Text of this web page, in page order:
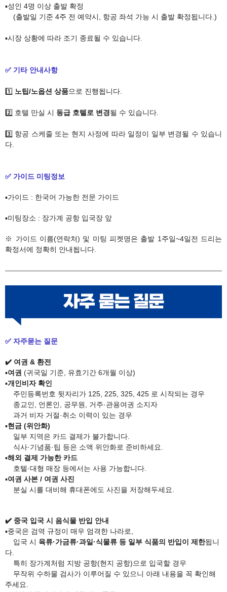
▪️성인 4명 이상 출발 확정
(출발일 기준 4주 전 예약시, 항공 좌석 가능 시 출발 확정됩니다.)
▪️​시장 상황에 따라 조기 종료될 수 있습니다.
✅ 기타 안내사항
1️⃣ 노팁/노옵션 상품으로 진행됩니다.
2️⃣ 호텔 만실 시 동급 호텔로 변경될 수 있습니다.
3️⃣ 항공 스케줄 또는 현지 사정에 따라 일정이 일부 변경될 수 있습니
다.
✅ 가이드 미팅정보
▪️가이드 : 한국어 가능한 전문 가이드
▪️미팅장소 : 장가계 공항 입국장 앞
※ 가이드 이름(연락처) 및 미팅 피켓명은 출발 1주일~4일전 드리는
확정서에 정확히 안내됩니다.
✅ 자주묻는 질문
✔️ 여권 & 환전
▪️여권 (귀국일 기준, 유효기간 6개월 이상)
▪️개인비자 확인
주민등록번호 뒷자리가 125, 225, 325, 425 로 시작되는 경우
종교인, 언론인, 공무원, 거주·관용여권 소지자
과거 비자 거절·취소 이력이 있는 경우
▪️현금 (위안화)
일부 지역은 카드 결제가 불가합니다.
식사·기념품·팁 등은 소액 위안화로 준비하세요.
▪️해외 결제 가능한 카드
호텔·대형 매장 등에서는 사용 가능합니다.
▪️여권 사본 / 여권 사진
분실 시를 대비해 휴대폰에도 사진을 저장해두세요.
✔️ 중국 입국 시
음식물 반입 안내​
▪️중국은 검역 규정이 매우 엄격한 나라로,
입국 시 육류·가금류·과일·식물류 등 일부 식품의 반입이 제한됩니
다.
특히 장가계처럼 지방 공항(현지 공항)으로 입국할 경우
무작위 수하물 검사가 이루어질 수 있으니 아래 내용을 꼭 확인해
주세요.